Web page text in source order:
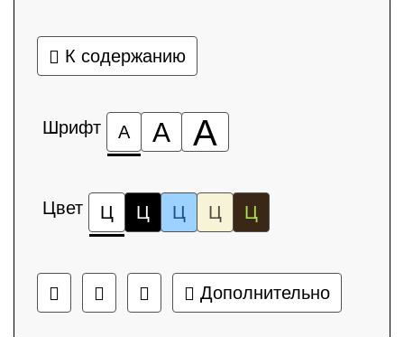
К содержанию
Шрифт А А А
Цвет Ц Ц Ц Ц Ц
Дополнительно